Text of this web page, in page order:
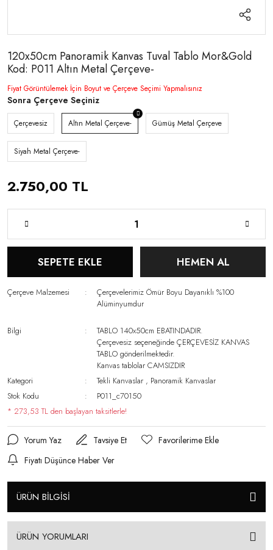
120x50cm Panoramik Kanvas Tuval Tablo Mor&Gold
Kod: P011 Altın Metal Çerçeve-
Fiyat Görüntülemek İçin Boyut ve Çerçeve Seçimi Yapmalısınız
Sonra Çerçeve Seçiniz
Çerçevesiz Altın Metal Çerçeve- Gümüş Metal Çerçeve
Siyah Metal Çerçeve-
2.750,00 TL
SEPETE EKLE HEMEN AL
Çerçeve Malzemesi
Çerçevelerimiz Ömür Boyu Dayanıklı %100
Alüminyumdur
Bilgi
TABLO 140x50cm EBATINDADIR.
Çerçevesiz seçeneğinde ÇERÇEVESİZ KANVAS
TABLO gönderilmektedir.
Kanvas tablolar CAMSIZDIR
Kategori
Tekli Kanvaslar , Panoramik Kanvaslar
Stok Kodu
P011_c70150
* 273,53 TL den başlayan taksitlerle!
Yorum Yaz
Tavsiye Et
Fiyatı Düşünce Haber Ver
ÜRÜN BİLGİSİ
ÜRÜN YORUMLARI